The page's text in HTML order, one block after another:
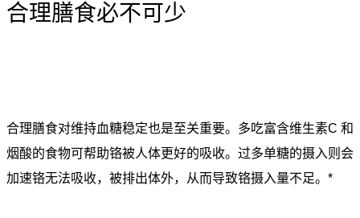
合理膳食必不可少
合理膳食对维持血糖稳定也是至关重要。多吃富含维生素C 和
烟酸的食物可帮助铬被人体更好的吸收。过多单糖的摄入则会
加速铬无法吸收，被排出体外，从而导致铬摄入量不足。*